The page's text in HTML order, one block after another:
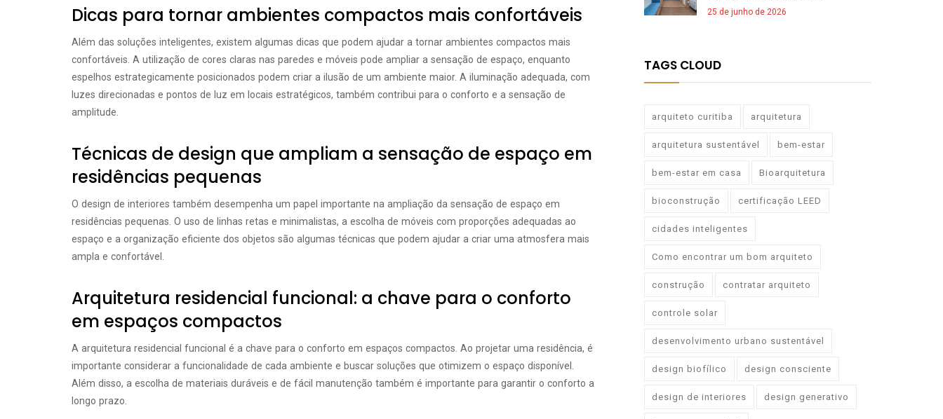
Dicas para tornar ambientes compactos mais confortáveis
Além das soluções inteligentes, existem algumas dicas que podem ajudar a tornar ambientes compactos mais
confortáveis. A utilização de cores claras nas paredes e móveis pode ampliar a sensação de espaço, enquanto
espelhos estrategicamente posicionados podem criar a ilusão de um ambiente maior. A iluminação adequada, com
luzes direcionadas e pontos de luz em locais estratégicos, também contribui para o conforto e a sensação de
amplitude.
Técnicas de design que ampliam a sensação de espaço em
residências pequenas
O design de interiores também desempenha um papel importante na ampliação da sensação de espaço em
residências pequenas. O uso de linhas retas e minimalistas, a escolha de móveis com proporções adequadas ao
espaço e a organização eficiente dos objetos são algumas técnicas que podem ajudar a criar uma atmosfera mais
ampla e confortável.
Arquitetura residencial funcional: a chave para o conforto
em espaços compactos
A arquitetura residencial funcional é a chave para o conforto em espaços compactos. Ao projetar uma residência, é
importante considerar a funcionalidade de cada ambiente e buscar soluções que otimizem o espaço disponível.
Além disso, a escolha de materiais duráveis e de fácil manutenção também é importante para garantir o conforto a
longo prazo.
25 de junho de 2026
TAGS CLOUD
arquiteto curitiba arquitetura
arquitetura sustentável bem-estar
bem-estar em casa Bioarquitetura
bioconstrução certificação LEED
cidades inteligentes
Como encontrar um bom arquiteto
construção contratar arquiteto
controle solar
desenvolvimento urbano sustentável
design biofílico design consciente
design de interiores design generativo